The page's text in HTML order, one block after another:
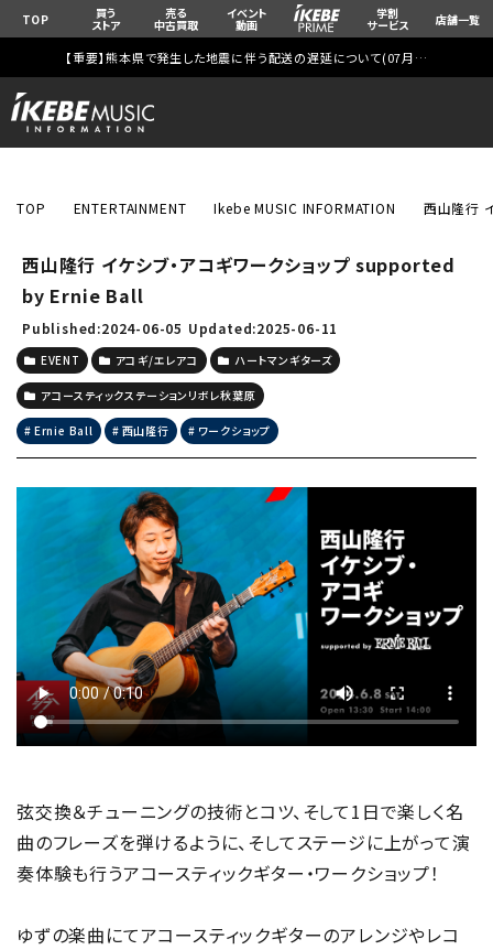
TOP 買う
ストア
売る
中古買取
イベント
動画
学割
サービス 店舗一覧
【重要】熊本県で発生した地震に伴う配送の遅延について(07月29日
TOP ENTERTAINMENT Ikebe MUSIC INFORMATION 西山隆行
西山隆行 イケシブ・アコギワークショップ supported
by Ernie Ball
Published:2024-06-05 Updated:2025-06-11
EVENT アコギ/エレアコ ハートマンギターズ
アコースティックステーションリボレ秋葉原
Ernie Ball 西山隆行 ワークショップ
弦交換＆チューニングの技術とコツ、そして1日で楽しく名
曲のフレーズを弾けるように、そしてステージに上がって演
奏体験も行うアコースティックギター・ワークショップ！
ゆずの楽曲にてアコースティックギターのアレンジやレコ